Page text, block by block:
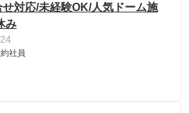
対応/未経験OK/人気ドーム施
み
社員